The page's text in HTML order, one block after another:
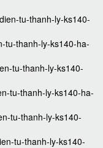
tu-thanh-ly-ks140-
tu-thanh-ly-ks140-ha-
tu-thanh-ly-ks140-
tu-thanh-ly-ks140-ha-
tu-thanh-ly-ks140-
tu-thanh-ly-ks140-